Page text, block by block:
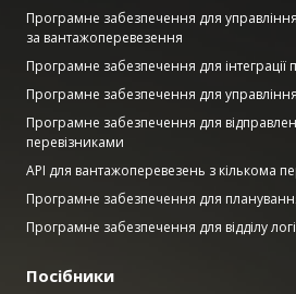
Програмне забезпечення для
за вантажоперевезення
Програмне забезпечення для інтеграції
Програмне забезпечення для
Програмне забезпечення для
перевізниками
API для вантажоперевезень з кількома
Програмне забезпечення для
Програмне забезпечення для відділу
Посібники